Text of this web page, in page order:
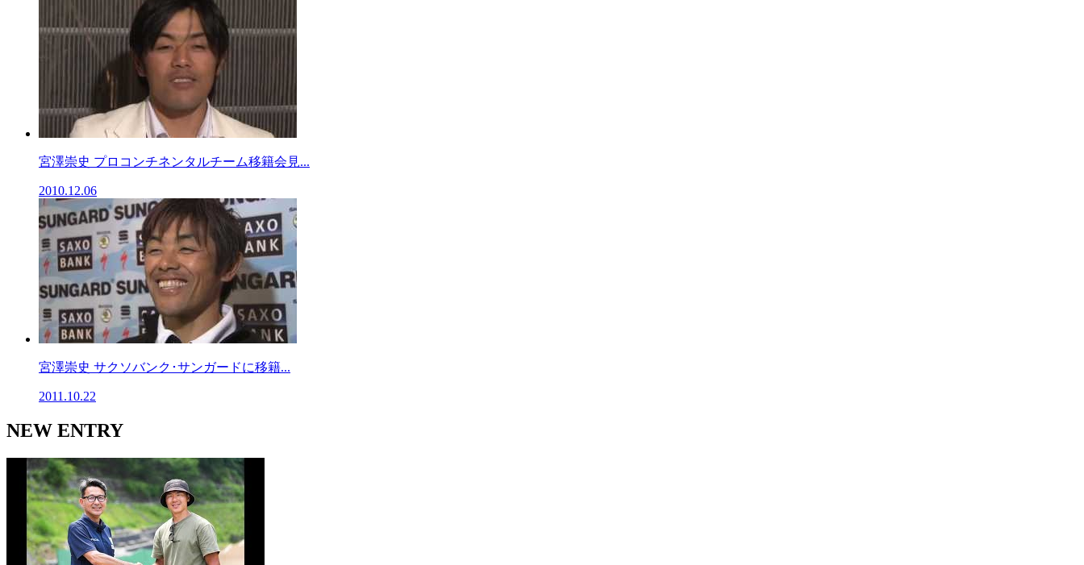
宮澤崇史 プロコンチネンタルチーム移籍会見...
2010.12.06
宮澤崇史 サクソバンク･サンガードに移籍...
2011.10.22
NEW ENTRY